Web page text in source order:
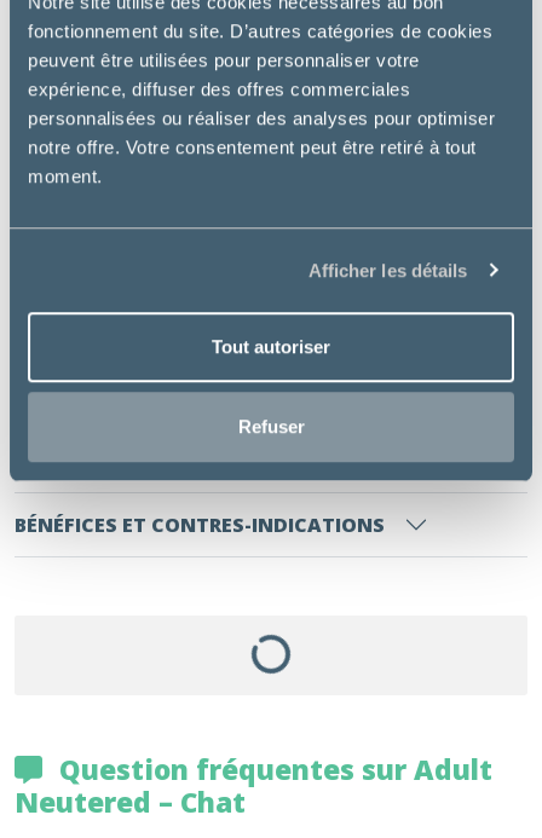
fonctionnement du site. D’autres catégories de cookies
peuvent être utilisées pour personnaliser votre
expérience, diffuser des offres commerciales
personnalisées ou réaliser des analyses pour optimiser
notre offre. Votre consentement peut être retiré à tout
moment.
Afficher les détails
Tout autoriser
Refuser
artificiel
Ingrédients santé de haute qualité sélectionnés par
nos vétérinaires nutritionnistes
Basée sur des études scientifiques, avec près de 40
publications
Bienfaits essentiels :
Contrôle du poids et de la satiété
Soutien de la peau et du pelage,
Contrôle des boules de poils
INFORMATIONS COMPLÉMENTAIRES
INGRÉDIENTS
BÉNÉFICES ET CONTRES-INDICATIONS
Question fréquentes sur Adult
Neutered – Chat